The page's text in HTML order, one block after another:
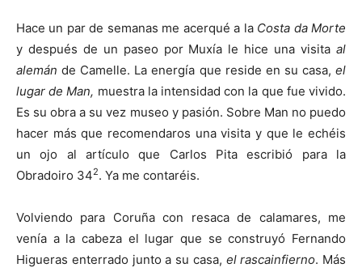
Hace un par de semanas me acerqué a la Costa da Morte
y después de un paseo por Muxía le hice una visita al
alemán de Camelle. La energía que reside en su casa, el
lugar de Man, muestra la intensidad con la que fue vivido.
Es su obra a su vez museo y pasión. Sobre Man no puedo
hacer más que recomendaros una visita y que le echéis
un ojo al artículo que Carlos Pita escribió para la
Obradoiro 342. Ya me contaréis.
Volviendo para Coruña con resaca de calamares, me
venía a la cabeza el lugar que se construyó Fernando
Higueras enterrado junto a su casa, el rascainfierno. Más